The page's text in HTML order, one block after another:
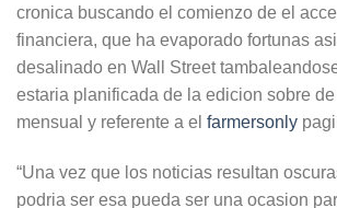
cronica buscando el comienzo de el
financiera, que ha evaporado fortunas
desalinado en Wall Street
estaria planificada de la edicion sobre
mensual y referente a el farmersonly
“Una vez que los noticias resultan
podri­a ser esa pueda ser una ocasion